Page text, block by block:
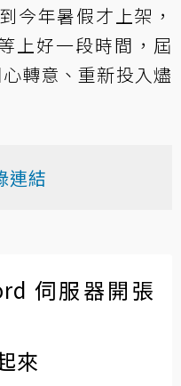
今年暑假才上架，
上好一段時間，屆
轉意、重新投入燼
連結
伺服器開張
來